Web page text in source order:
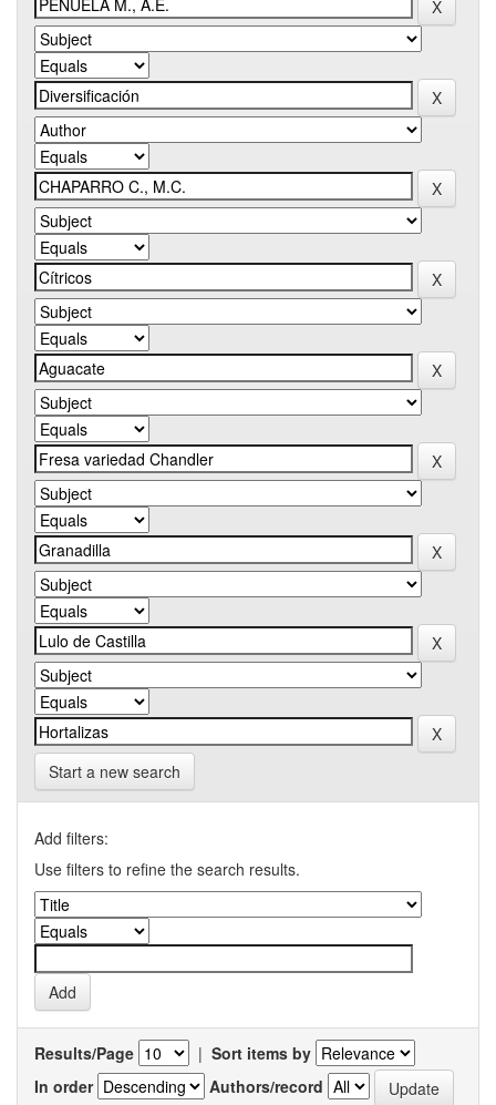
Start a new search
Add filters:
Use filters to refine the search results.
Results/Page | Sort items by
In order
Authors/record